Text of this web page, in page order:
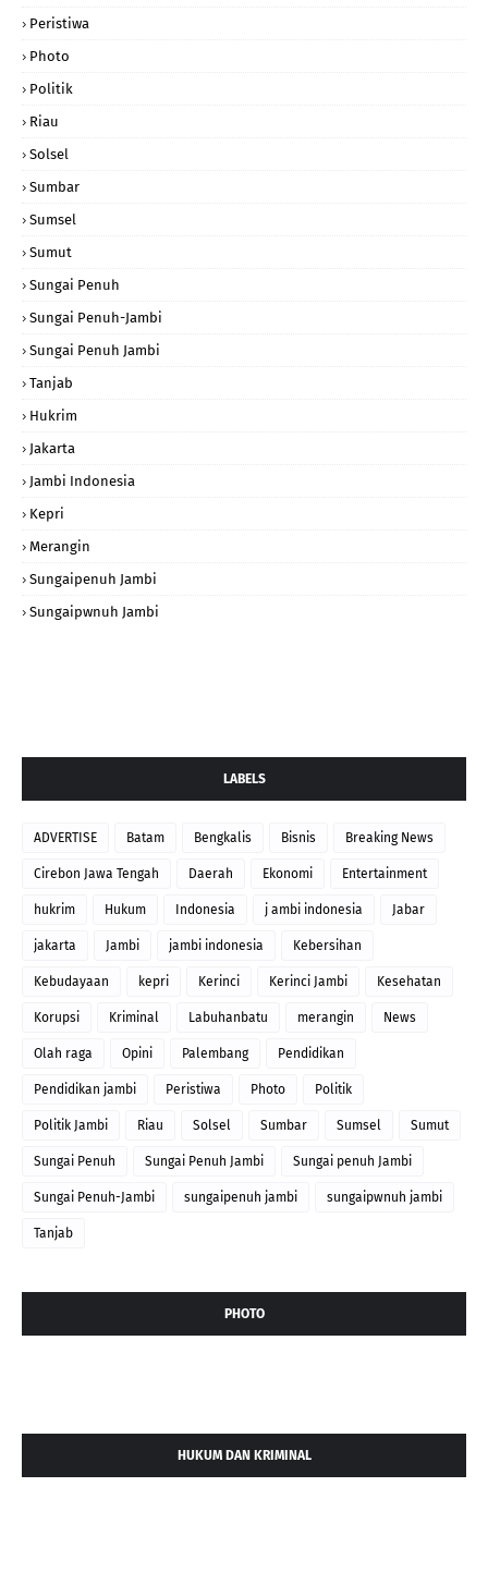
Peristiwa
Photo
Politik
Riau
Solsel
Sumbar
Sumsel
Sumut
Sungai Penuh
Sungai Penuh-Jambi
Sungai Penuh Jambi
Tanjab
Hukrim
Jakarta
Jambi Indonesia
Kepri
Merangin
Sungaipenuh Jambi
Sungaipwnuh Jambi
LABELS
ADVERTISE Batam Bengkalis Bisnis Breaking News
Cirebon Jawa Tengah Daerah Ekonomi Entertainment
hukrim Hukum Indonesia j ambi indonesia Jabar
jakarta Jambi jambi indonesia Kebersihan
Kebudayaan kepri Kerinci Kerinci Jambi Kesehatan
Korupsi Kriminal Labuhanbatu merangin News
Olah raga Opini Palembang Pendidikan
Pendidikan jambi Peristiwa Photo Politik
Politik Jambi Riau Solsel Sumbar Sumsel Sumut
Sungai Penuh Sungai Penuh Jambi Sungai penuh Jambi
Sungai Penuh-Jambi sungaipenuh jambi sungaipwnuh jambi
Tanjab
PHOTO
HUKUM DAN KRIMINAL